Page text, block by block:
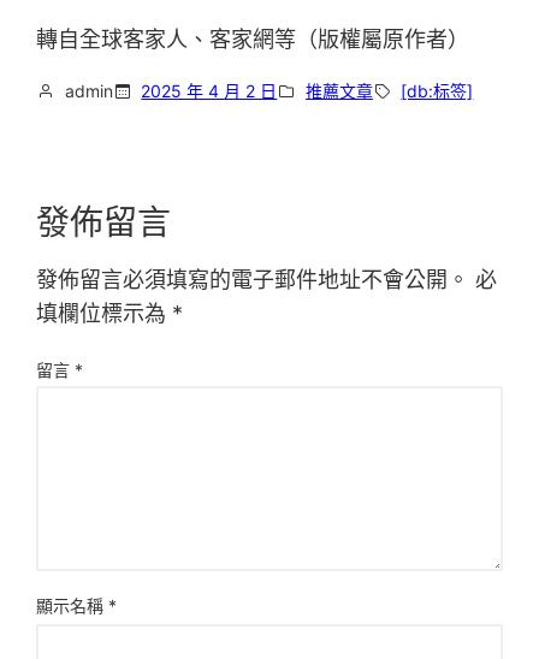
轉自全球客家人、客家網等（版權屬原作者）
admin 2025 年 4 月 2 日 推薦文章 [db:标签]
發佈留言
發佈留言必須填寫的電子郵件地址不會公開。 必
填欄位標示為 *
留言 *
顯示名稱 *